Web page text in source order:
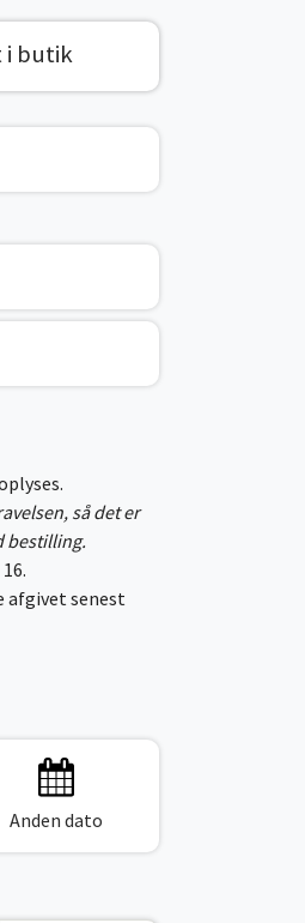
i butik
så det er
bestilling.
afgivet senest
Anden dato